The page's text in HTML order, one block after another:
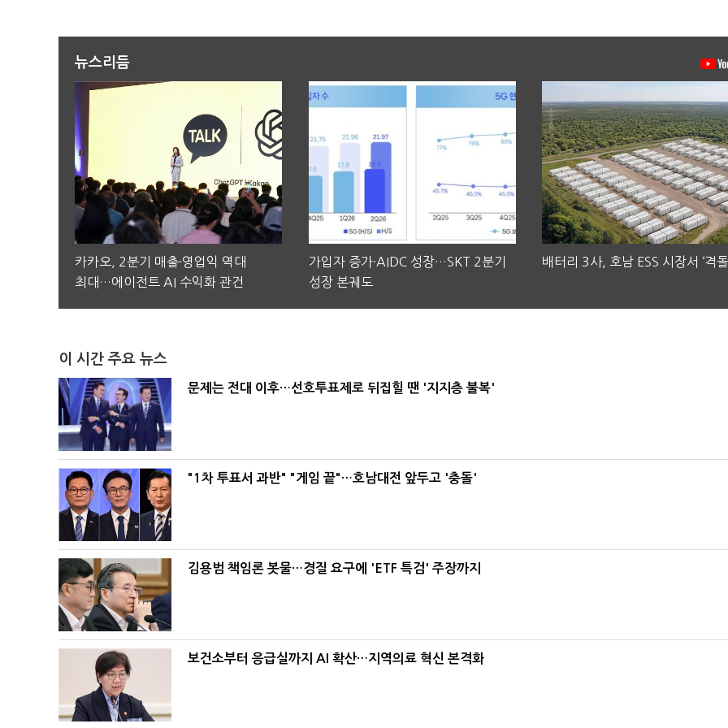
뉴스리듬
카카오, 2분기 매출·영업익 역대
최대…에이전트 AI 수익화 관건
가입자 증가·AIDC 성장…SKT 2분기
성장 본궤도
배터리 3사, 호남 ESS 시장서 ‘격돌
이 시간 주요 뉴스
문제는 전대 이후…선호투표제로 뒤집힐 땐 '지지층 불복'
"1차 투표서 과반" "게임 끝"…호남대전 앞두고 '충돌'
김용범 책임론 봇물…경질 요구에 'ETF 특검' 주장까지
보건소부터 응급실까지 AI 확산…지역의료 혁신 본격화